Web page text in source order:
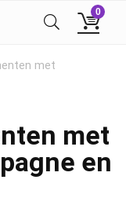
0
met
met
en